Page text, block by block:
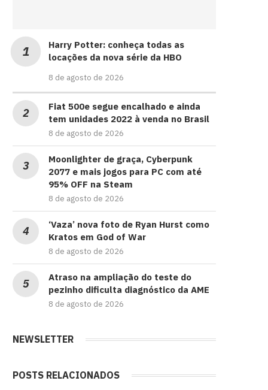
Harry Potter: conheça todas as
locações da nova série da HBO
8 de agosto de 2026
Fiat 500e segue encalhado e ainda
tem unidades 2022 à venda no Brasil
8 de agosto de 2026
Moonlighter de graça, Cyberpunk
2077 e mais jogos para PC com até
95% OFF na Steam
8 de agosto de 2026
‘Vaza’ nova foto de Ryan Hurst como
Kratos em God of War
8 de agosto de 2026
Atraso na ampliação do teste do
pezinho dificulta diagnóstico da AME
8 de agosto de 2026
NEWSLETTER
POSTS RELACIONADOS